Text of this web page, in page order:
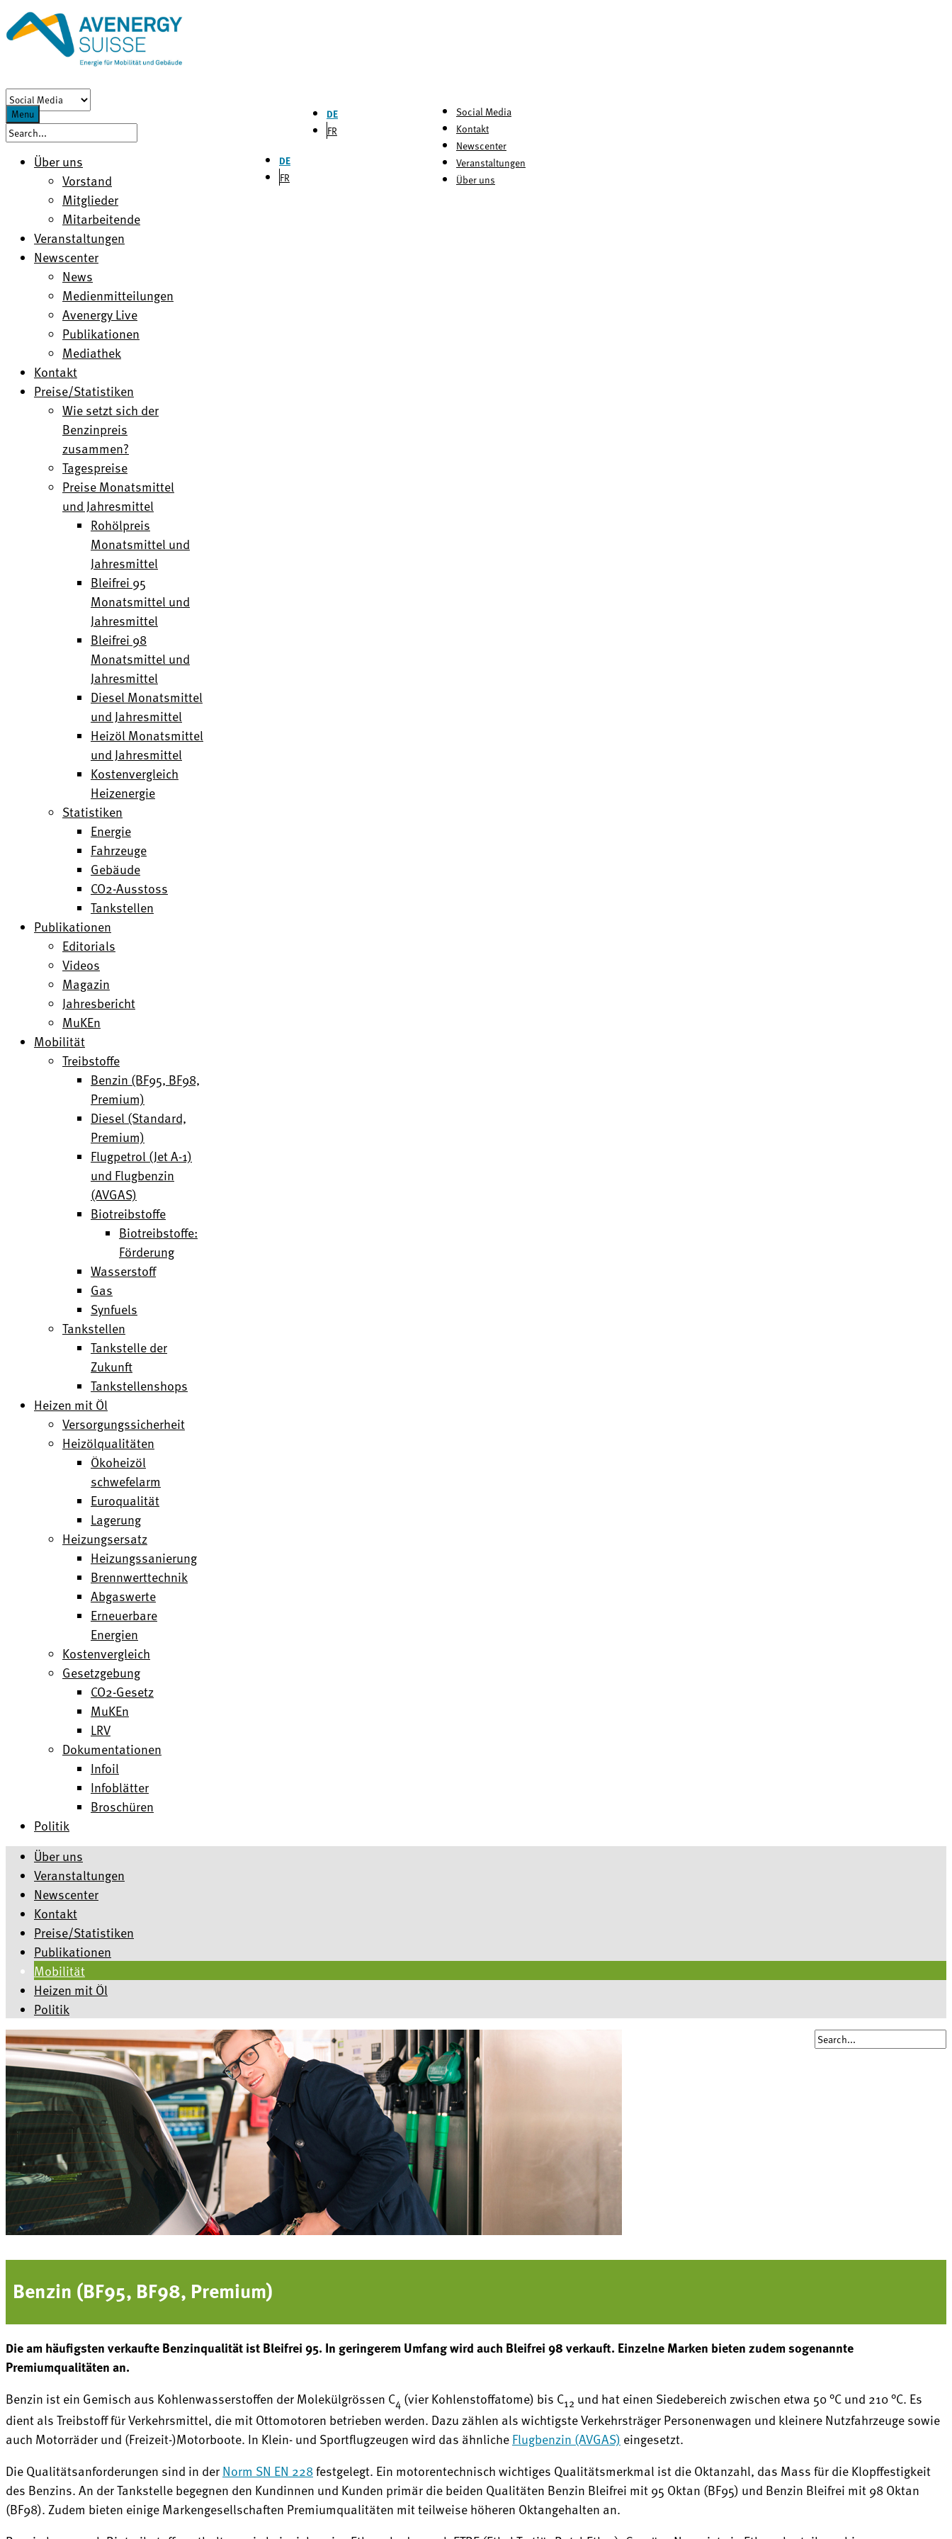
Social Media
Kontakt
Newscenter
Veranstaltungen
Über uns
DE
FR
Menu
DE
FR
Über uns
Vorstand
Mitglieder
Mitarbeitende
Veranstaltungen
Newscenter
News
Medienmitteilungen
Avenergy Live
Publikationen
Mediathek
Kontakt
Preise/Statistiken
Wie setzt sich der
Benzinpreis
zusammen?
Tagespreise
Preise Monatsmittel
und Jahresmittel
Rohölpreis
Monatsmittel und
Jahresmittel
Bleifrei 95
Monatsmittel und
Jahresmittel
Bleifrei 98
Monatsmittel und
Jahresmittel
Diesel Monatsmittel
und Jahresmittel
Heizöl Monatsmittel
und Jahresmittel
Kostenvergleich
Heizenergie
Statistiken
Energie
Fahrzeuge
Gebäude
CO2-Ausstoss
Tankstellen
Publikationen
Editorials
Videos
Magazin
Jahresbericht
MuKEn
Mobilität
Treibstoffe
Benzin (BF95, BF98,
Premium)
Diesel (Standard,
Premium)
Flugpetrol (Jet A-1)
und Flugbenzin
(AVGAS)
Biotreibstoffe
Biotreibstoffe:
Förderung
Wasserstoff
Gas
Synfuels
Tankstellen
Tankstelle der
Zukunft
Tankstellenshops
Heizen mit Öl
Versorgungssicherheit
Heizölqualitäten
Ökoheizöl
schwefelarm
Euroqualität
Lagerung
Heizungsersatz
Heizungssanierung
Brennwerttechnik
Abgaswerte
Erneuerbare
Energien
Kostenvergleich
Gesetzgebung
CO2-Gesetz
MuKEn
LRV
Dokumentationen
Infoil
Infoblätter
Broschüren
Politik
Über uns
Veranstaltungen
Newscenter
Kontakt
Preise/Statistiken
Publikationen
Mobilität
Heizen mit Öl
Politik
Benzin (BF95, BF98, Premium)
Die am häufigsten verkaufte Benzinqualität ist Bleifrei 95. In geringerem Umfang wird auch Bleifrei 98 verkauft. Einzelne Marken bieten zudem sogenannte
Premiumqualitäten an.
Benzin ist ein Gemisch aus Kohlenwasserstoffen der Molekülgrössen C4 (vier Kohlenstoffatome) bis C12 und hat einen Siedebereich zwischen etwa 50 °C und 210 °C. Es
dient als Treibstoff für Verkehrsmittel, die mit Ottomotoren betrieben werden. Dazu zählen als wichtigste Verkehrsträger Personenwagen und kleinere Nutzfahrzeuge sowie
auch Motorräder und (Freizeit-)Motorboote. In Klein- und Sportflugzeugen wird das ähnlicheFlugbenzin (AVGAS) eingesetzt.
Die Qualitätsanforderungen sind in derNorm SN EN 228festgelegt. Ein motorentechnisch wichtiges Qualitätsmerkmal ist die Oktanzahl, das Mass für die Klopffestigkeit
des Benzins. An der Tankstelle begegnen den Kundinnen und Kunden primär die beiden Qualitäten Benzin Bleifrei mit 95 Oktan (BF95) und Benzin Bleifrei mit 98 Oktan
(BF98). Zudem bieten einige Markengesellschaften Premiumqualitäten mit teilweise höheren Oktangehalten an.